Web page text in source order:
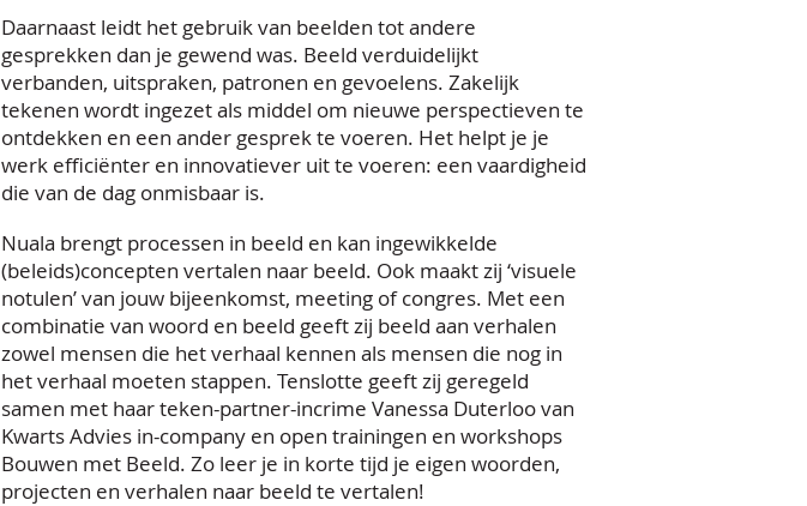
Daarnaast leidt het gebruik van beelden tot andere
gesprekken dan je gewend was. Beeld verduidelijkt
verbanden, uitspraken, patronen en gevoelens. Zakelijk
tekenen wordt ingezet als middel om nieuwe perspectieven te
ontdekken en een ander gesprek te voeren. Het helpt je je
werk efficiënter en innovatiever uit te voeren: een vaardigheid
die van de dag onmisbaar is.
Nuala brengt processen in beeld en kan ingewikkelde
(beleids)concepten vertalen naar beeld. Ook maakt zij ‘visuele
notulen’ van jouw bijeenkomst, meeting of congres. Met een
combinatie van woord en beeld geeft zij beeld aan verhalen
zowel mensen die het verhaal kennen als mensen die nog in
het verhaal moeten stappen. Tenslotte geeft zij geregeld
samen met haar teken-partner-incrime Vanessa Duterloo van
Kwarts Advies in-company en open trainingen en workshops
Bouwen met Beeld. Zo leer je in korte tijd je eigen woorden,
projecten en verhalen naar beeld te vertalen!